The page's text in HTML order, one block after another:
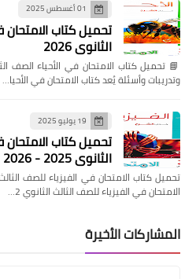
01 أغسطس 2025
تحميل كتاب الامتحان
الثانوي 2026
وتدريبات وأسئلة يُعد كتاب الامتحان في الأحيا…
19 يوليو 2025
تحميل كتاب
الثانوي 2025 - 2026
الامتحان في الفيزياء للصف الثالث الثانوي 2…
المشاركات الأخيرة